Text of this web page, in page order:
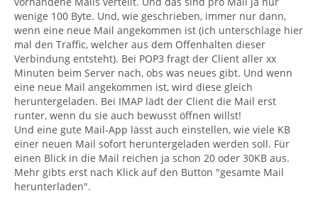
wenige 100 Byte. Und, wie geschrieben, immer nur dann,
wenn eine neue Mail angekommen ist (ich unterschlage hier
mal den Traffic, welcher aus dem Offenhalten dieser
Verbindung entsteht). Bei POP3 fragt der Client aller xx
Minuten beim Server nach, obs was neues gibt. Und wenn
eine neue Mail angekommen ist, wird diese gleich
heruntergeladen. Bei IMAP lädt der Client die Mail erst
runter, wenn du sie auch bewusst öffnen willst!
Und eine gute Mail-App lässt auch einstellen, wie viele KB
einer neuen Mail sofort heruntergeladen werden soll. Für
einen Blick in die Mail reichen ja schon 20 oder 30KB aus.
Mehr gibts erst nach Klick auf den Button "gesamte Mail
herunterladen".